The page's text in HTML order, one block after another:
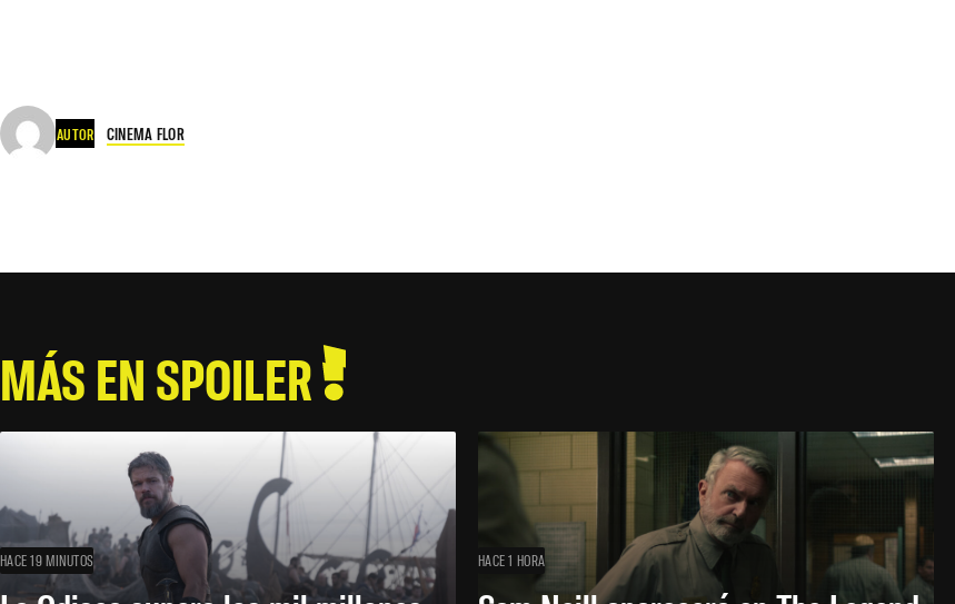
AUTOR CINEMA FLOR
MÁS EN SPOILER
HACE 19 MINUTOS HACE 1 HORA